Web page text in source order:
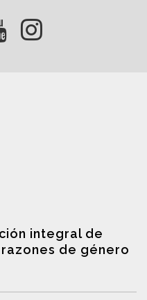
integral de
de género